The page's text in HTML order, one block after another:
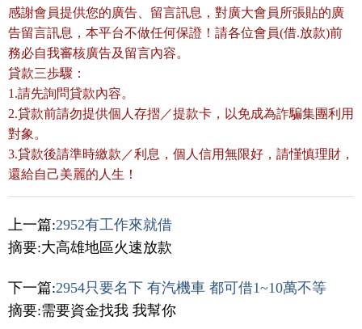
感謝會員提供您的廣告、留言訊息，對廣大會員所張貼的廣
告留言訊息，本平台不做任何保證！請各位會員(借.放款)前
務必自我審核廣告及留言內容。
貸款三歩驟：
1.請先詢問貸款內容。
2.貸款前請勿提供個人存摺／提款卡，以免成為詐騙集團利用
對象。
3.貸款後請準時繳款／利息，個人信用無限好，請慬慎理財，
還給自己美麗的人生！
上一篇:2952有工作來就借
摘要:大高雄地區火速放款
下一篇:2954只要名下 有汽機車 都可借1~10萬不等
摘要:需要資金找我 我幫你